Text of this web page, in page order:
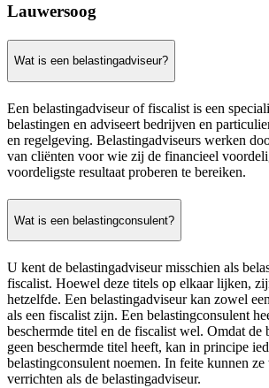
Lauwersoog
Wat is een belastingadviseur?
Een belastingadviseur of fiscalist is een
belastingen en adviseert bedrijven en
en regelgeving. Belastingadviseurs werken
van cliënten voor wie zij de financieel
voordeligste resultaat proberen te bereiken.
Wat is een belastingconsulent?
U kent de belastingadviseur misschien als
fiscalist. Hoewel deze titels op elkaar lijken,
hetzelfde. Een belastingadviseur kan zowel
als een fiscalist zijn. Een belastingconsulent
beschermde titel en de fiscalist wel. Omdat de
geen beschermde titel heeft, kan in principe
belastingconsulent noemen. In feite kunnen
verrichten als de belastingadviseur.